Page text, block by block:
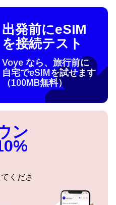
出発前にeSIM
を接続テスト
Voye なら、旅行前に
自宅でeSIMを試せます
（100MB無料）
ン
くださ